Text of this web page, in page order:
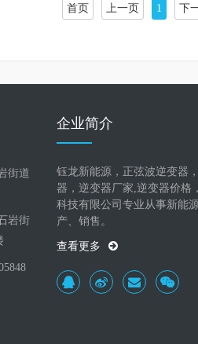
首页 上一页 1 下
街道
岩街
企业简介
钰龙新能源，正弦波逆变器
器，逆变器厂家,逆变器价格
科技有限公司专业从事新能
产、销售。
查看更多